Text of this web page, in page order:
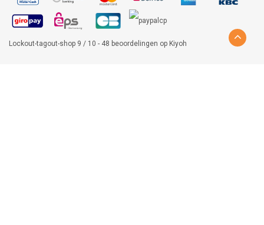
Lockout-tagout-shop 9 / 10 - 48 beoordelingen op Kiyoh